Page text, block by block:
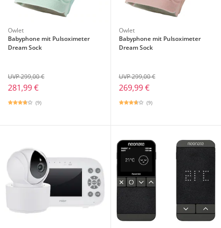
Owlet
Babyphone mit Pulsoximeter
Dream Sock
281,99 €
UVP 299,00 €
(9)
Owlet
Babyphone mit Pulsoximeter
Dream Sock
269,99 €
UVP 299,00 €
(9)